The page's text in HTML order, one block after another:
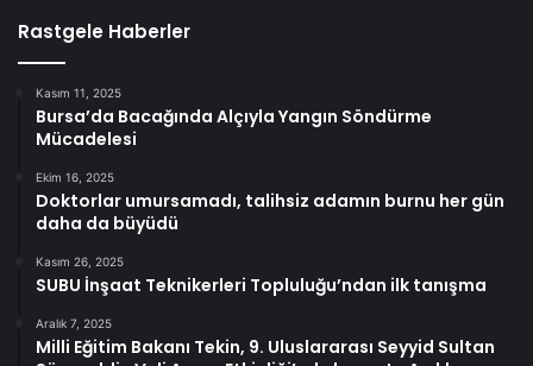
Rastgele Haberler
Kasım 11, 2025
Bursa’da Bacağında Alçıyla Yangın Söndürme
Mücadelesi
Ekim 16, 2025
Doktorlar umursamadı, talihsiz adamın burnu her gün
daha da büyüdü
Kasım 26, 2025
SUBU İnşaat Teknikerleri Topluluğu’ndan ilk tanışma
Aralık 7, 2025
Milli Eğitim Bakanı Tekin, 9. Uluslararası Seyyid Sultan